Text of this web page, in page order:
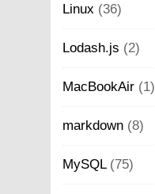
Linux (36)
Lodash.js (2)
MacBookAir (1)
markdown (8)
MySQL(75)